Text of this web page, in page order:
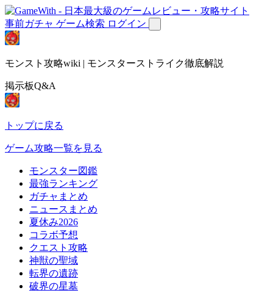
事前ガチャ ゲーム検索 ログイン
モンスト攻略wiki | モンスターストライク徹底解説
掲示板Q&A
トップに戻る
ゲーム攻略一覧を見る
モンスター図鑑
最強ランキング
ガチャまとめ
ニュースまとめ
夏休み2026
コラボ予想
クエスト攻略
神獣の聖域
転界の遺跡
破界の星墓